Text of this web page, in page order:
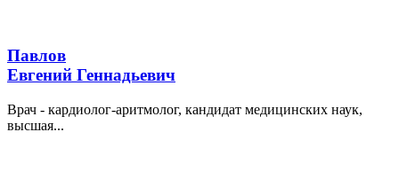
Павлов
Евгений Геннадьевич
Врач - кардиолог-аритмолог, кандидат медицинских наук,
высшая...